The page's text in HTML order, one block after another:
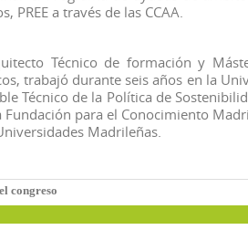
PREE a través de las CCAA.
Técnico de formación y
trabajó durante seis años en la
Técnico de la Política de
para el Conocimiento
Madrileñas.
congreso